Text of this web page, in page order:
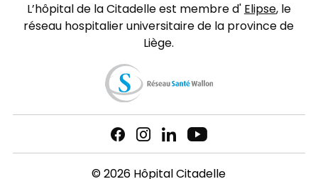
L’hôpital de la Citadelle est membre d'Elipse, le
réseau hospitalier universitaire de la province de
Liège.
© 2026 Hôpital Citadelle